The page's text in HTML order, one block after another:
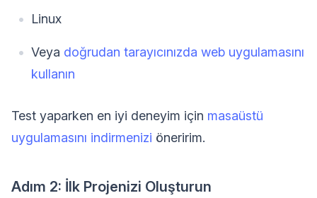
Linux
Veya doğrudan tarayıcınızda web uygulamasını
kullanın
Test yaparken en iyi deneyim için masaüstü
uygulamasını indirmenizi öneririm.
Adım 2: İlk Projenizi Oluşturun